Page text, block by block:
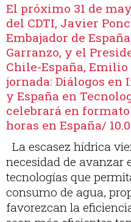
El próximo 31 de
del CDTI, Javier
Embajador de
Garranzo, y el
Chile-España,
jornada: Diálogos
y España en
celebrará en formato
horas en España/
La escasez hídrica
necesidad de avanzar
tecnologías que
consumo de agua,
favorezcan la